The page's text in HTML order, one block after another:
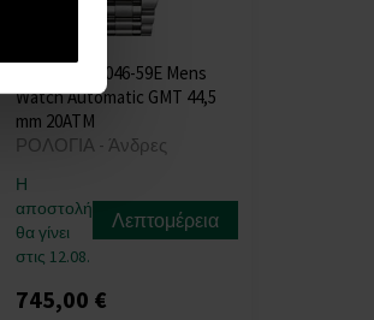
Citizen NB6046-59E Mens
Watch Automatic GMT 44,5
mm 20ATM
ΡΟΛΟΓΙΑ - Άνδρες
Η
αποστολή
θα γίνει
στις 12.08.
Λεπτομέρεια
745,00 €